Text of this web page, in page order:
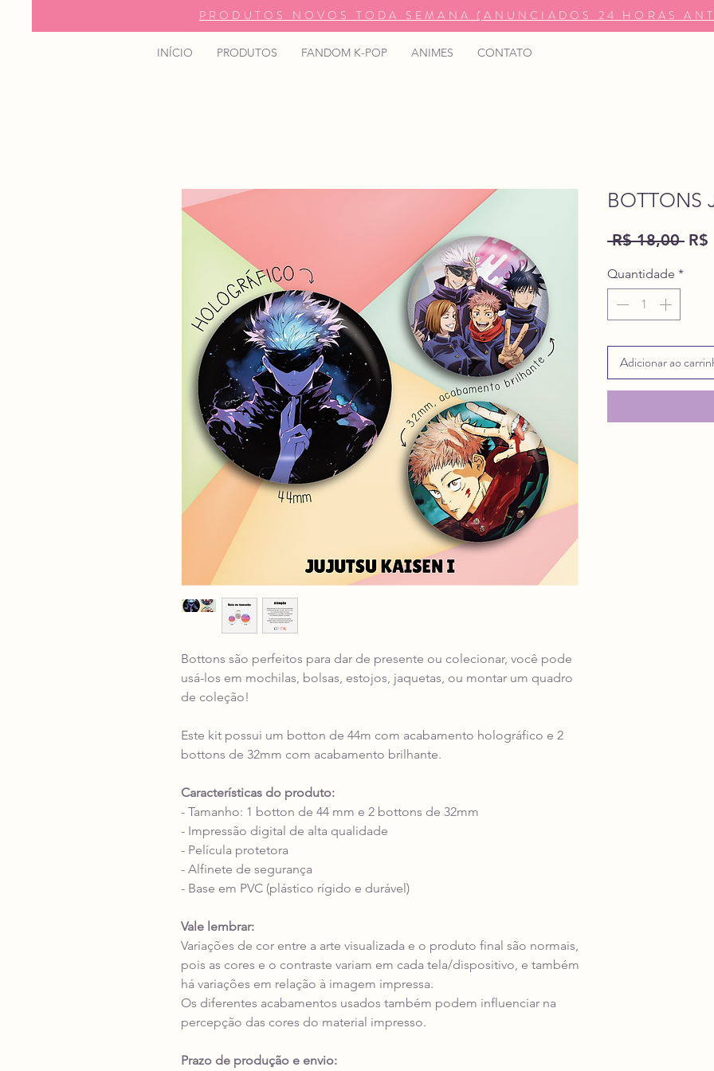
PRODUTOS NOVOS TODA SEMANA (ANUNCIADOS 24 HORAS
INÍCIO PRODUTOS FANDOM K-POP ANIMES CONTATO
Bottons são perfeitos para dar de presente ou colecionar, você pode
usá-los em mochilas, bolsas, estojos, jaquetas, ou montar um quadro
de coleção!
Este kit possui um botton de 44m com acabamento holográfico e 2
bottons de 32mm com acabamento brilhante.
Características do produto:
- Tamanho: 1 botton de 44 mm e 2 bottons de 32mm
- Impressão digital de alta qualidade
- Película protetora
- Alfinete de segurança
- Base em PVC (plástico rígido e durável)
Vale lembrar:
Variações de cor entre a arte visualizada e o produto final são normais,
pois as cores e o contraste variam em cada tela/dispositivo, e também
há variações em relação à imagem impressa.
Os diferentes acabamentos usados também podem influenciar na
percepção das cores do material impresso.
Prazo de produção e envio:
BOTTONS
R$ 18,00 R$
Quantidade *
Adicionar ao